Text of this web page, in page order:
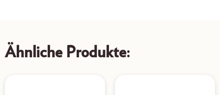
Ähnliche Produkte: